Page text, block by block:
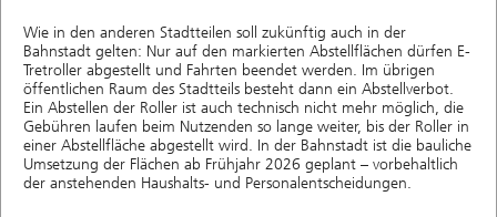
Wie in den anderen Stadtteilen soll zukünftig auch in der
Bahnstadt gelten: Nur auf den markierten Abstellflächen dürfen E-
Tretroller abgestellt und Fahrten beendet werden. Im übrigen
öffentlichen Raum des Stadtteils besteht dann ein Abstellverbot.
Ein Abstellen der Roller ist auch technisch nicht mehr möglich, die
Gebühren laufen beim Nutzenden so lange weiter, bis der Roller in
einer Abstellfläche abgestellt wird. In der Bahnstadt ist die bauliche
Umsetzung der Flächen ab Frühjahr 2026 geplant – vorbehaltlich
der anstehenden Haushalts- und Personalentscheidungen.